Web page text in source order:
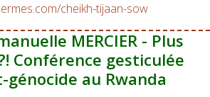
cheikh-tijaan-sow
MERCIER - Plus
Conférence gesticulée
génocide au Rwanda